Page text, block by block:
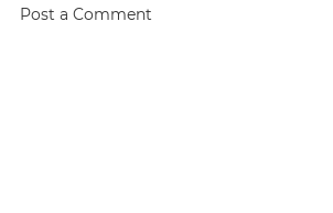
Post a Comment